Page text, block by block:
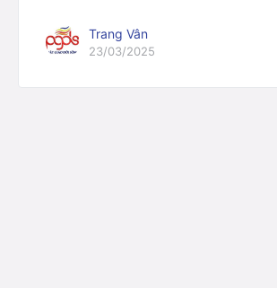
Trang Vân
23/03/2025